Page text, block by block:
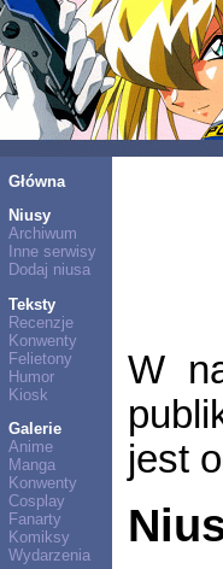
Główna
Niusy
Archiwum
Inne serwisy
Dodaj niusa
Teksty
Recenzje
Konwenty
Felietony
Humor
Kiosk
Galerie
Anime
Manga
Konwenty
Cosplay
Fanarty
Komiksy
Wydarzenia
W
jest